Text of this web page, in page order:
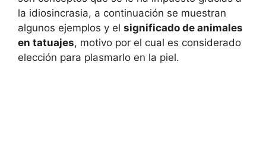
la idiosincrasia, a continuación se muestran
algunos ejemplos y el significado de animales
en tatuajes, motivo por el cual es considerado
elección para plasmarlo en la piel.